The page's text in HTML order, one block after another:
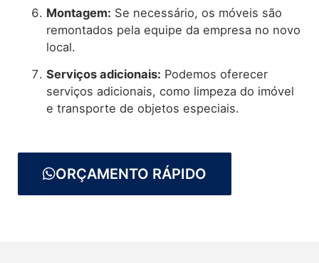
Montagem: Se necessário, os móveis são
remontados pela equipe da empresa no novo
local.
Serviços adicionais: Podemos oferecer
serviços adicionais, como limpeza do imóvel
e transporte de objetos especiais.
ORÇAMENTO RÁPIDO